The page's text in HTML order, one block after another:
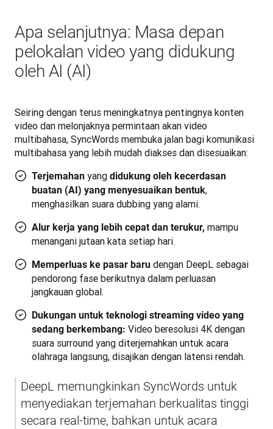
Apa selanjutnya: Masa depan
pelokalan video yang didukung
oleh AI (AI)
Seiring dengan terus meningkatnya pentingnya konten
video dan melonjaknya permintaan akan video
multibahasa, SyncWords membuka jalan bagi komunikasi
multibahasa yang lebih mudah diakses dan disesuaikan:
Terjemahan yang didukung oleh kecerdasan
buatan (AI) yang menyesuaikan bentuk,
menghasilkan suara dubbing yang alami.
Alur kerja yang lebih cepat dan terukur, mampu
menangani jutaan kata setiap hari.
Memperluas ke pasar baru dengan DeepL sebagai
pendorong fase berikutnya dalam perluasan
jangkauan global.
Dukungan untuk teknologi streaming video yang
sedang berkembang: Video beresolusi 4K dengan
suara surround yang diterjemahkan untuk acara
olahraga langsung, disajikan dengan latensi rendah.
DeepL memungkinkan SyncWords untuk
menyediakan terjemahan berkualitas tinggi
secara real-time, bahkan untuk acara